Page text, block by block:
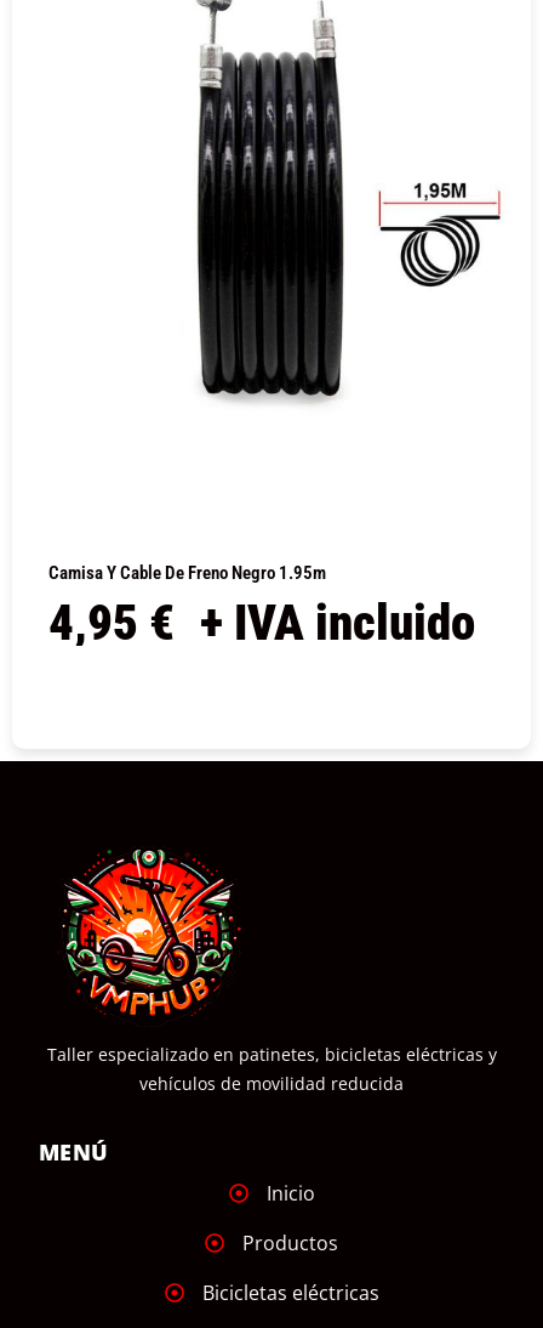
Camisa Y Cable De Freno Negro 1.95m
4,95 € + IVA incluido
Taller especializado en patinetes, bicicletas eléctricas y
vehículos de movilidad reducida
MENÚ
Inicio
Productos
Bicicletas eléctricas